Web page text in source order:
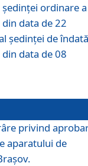
ordinare a
data de 22
şedinţei de
data de 08
privind
aparatului de